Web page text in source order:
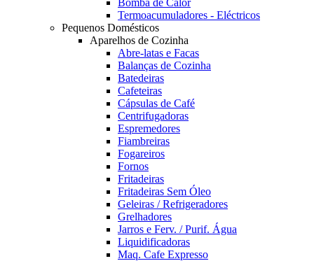
Bomba de Calor
Termoacumuladores - Eléctricos
Pequenos Domésticos
Aparelhos de Cozinha
Abre-latas e Facas
Balanças de Cozinha
Batedeiras
Cafeteiras
Cápsulas de Café
Centrifugadoras
Espremedores
Fiambreiras
Fogareiros
Fornos
Fritadeiras
Fritadeiras Sem Óleo
Geleiras / Refrigeradores
Grelhadores
Jarros e Ferv. / Purif. Água
Liquidificadoras
Maq. Cafe Expresso